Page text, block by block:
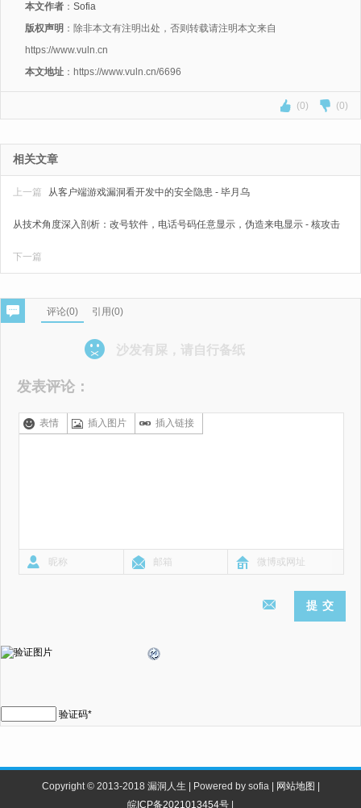
本文作者 ： Sofia
版权声明 ：除非本文有注明出处，否则转载请注明本文来自
https://www.vuln.cn
本文地址 ：https://www.vuln.cn/6696
(0) (0)
相关文章
上一篇 从客户端游戏漏洞看开发中的安全隐患 - 毕月乌
从技术角度深入剖析：改号软件，电话号码任意显示，伪造来电显示 - 核攻击
下一篇
评论(0) 引用(0)
沙发有屎，请自行备纸
发表评论：
表情 插入图片 插入链接
验证码*
Copyright © 2013-2018 漏洞人生 | Powered by sofia | 网站地图
皖ICP备2021013454号